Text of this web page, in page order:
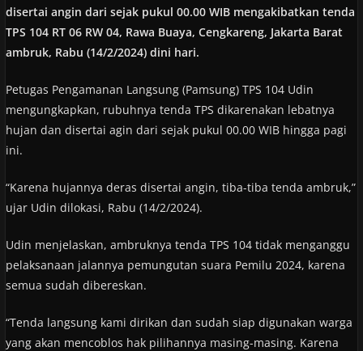
disertai angin dari sejak pukul 00.00 WIB mengakibatkan tenda
TPS 104 RT 06 RW 04, Rawa Buaya, Cengkareng, Jakarta Barat
ambruk, Rabu (14/2/2024) dini hari.
Petugas Pengamanan Langsung (Pamsung) TPS 104 Udin
mengungkapkan, rubuhnya tenda TPS dikarenakan lebatnya
hujan dan disertai agin dari sejak pukul 00.00 WIB hingga pagi
ini.
“Karena hujannya deras disertai angin, tiba-tiba tenda ambruk,”
ujar Udin dilokasi, Rabu (14/2/2024).
Udin menjelaskan, ambruknya tenda TPS 104 tidak menganggu
pelaksanaan jalannya pemungutan suara Pemilu 2024, karena
semua sudah dibereskan.
“Tenda langsung kami dirikan dan sudah siap digunakan warga
yang akan mencoblos hak pilihannya masing-masing. Karena